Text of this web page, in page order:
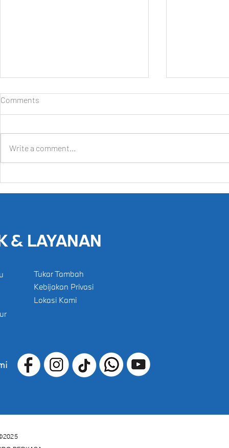
Comments
Write a comment...
& LAYANAN
Tukar Tambah
Kebijakan Privasi
Lokasi Kami